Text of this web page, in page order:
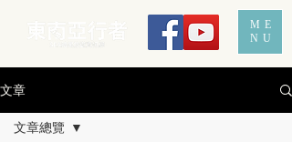
ME
NU
文章
文章總覽